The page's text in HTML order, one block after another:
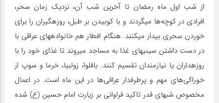
از شب اول ماه رمضان تا آخرین شب آن، نزدیک زمان سحر،
افرادی در کوچه‌ها می‏گردند و با کوبیدن بر طبل، روزه‏گیران را برای
خوردن سحری بیدار می‏کنند. هنگام افطار هم خانواده‏های عراقی با
در دست داشتن سینی‏های غذا به مساجد می‏روند تا غذای خود را با
روزه‏داران یا نیازمندان تقسیم کنند. باقلوا، زولبیا، خرما و سوپ از
خوراکی‌های مهم و پرطرفدار عراقی‌ها در این ماه است. در اعمال
مخصوص‏ شب‏های قدر تاکید فراوانی بر زیارت امام حسین (ع) شده